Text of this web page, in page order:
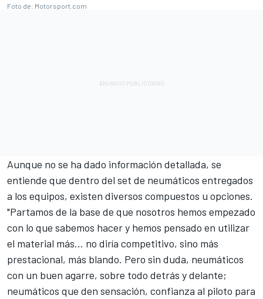
Foto de: Motorsport.com
Aunque no se ha dado información detallada, se
entiende que dentro del set de neumáticos entregados
a los equipos, existen diversos compuestos u opciones.
"Partamos de la base de que nosotros hemos empezado
con lo que sabemos hacer y hemos pensado en utilizar
el material más... no diría competitivo, sino más
prestacional, más blando. Pero sin duda, neumáticos
con un buen agarre, sobre todo detrás y delante;
neumáticos que den sensación, confianza al piloto para